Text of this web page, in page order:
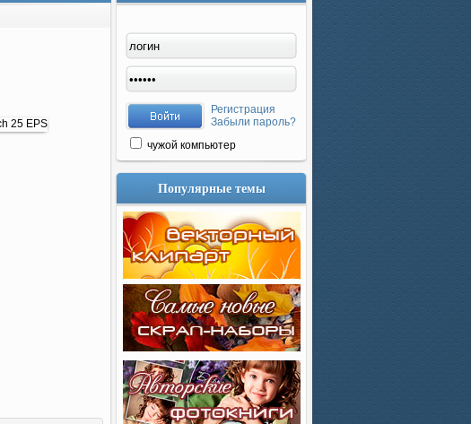
Регистрация
Забыли пароль?
чужой компьютер
Популярные темы